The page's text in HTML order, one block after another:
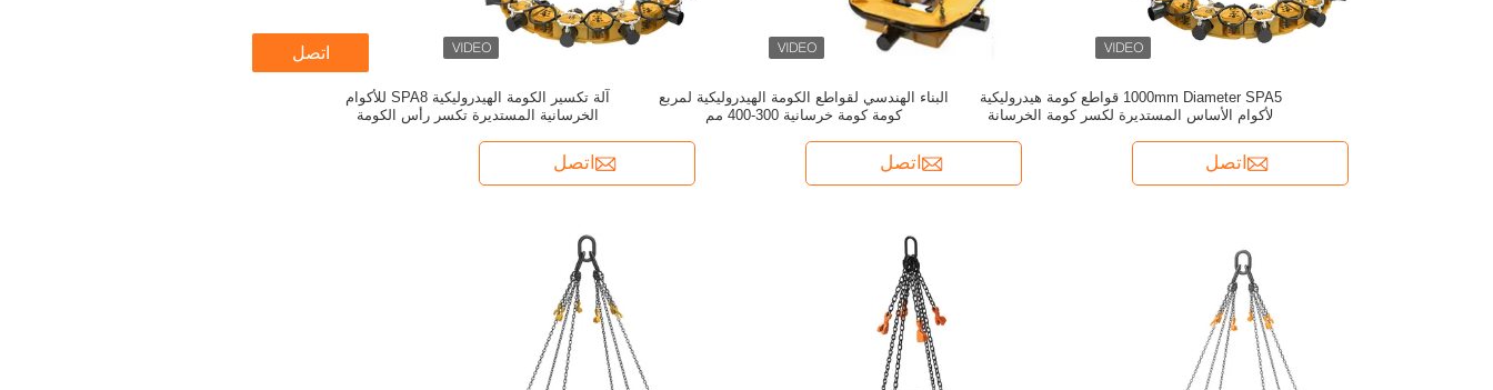
اتصل
آلة تكسير الكومة الهيدروليكية SPA8 للأكوام
الخرسانية المستديرة تكسر رأس الكومة
اتصل
البناء الهندسي لقواطع الكومة الهيدروليكية لمربع
كومة كومة خرسانية 300-400 مم
اتصل
1000mm Diameter SPA5 قواطع كومة هيدروليكية
لأكوام الأساس المستديرة لكسر كومة الخرسانة
اتصل